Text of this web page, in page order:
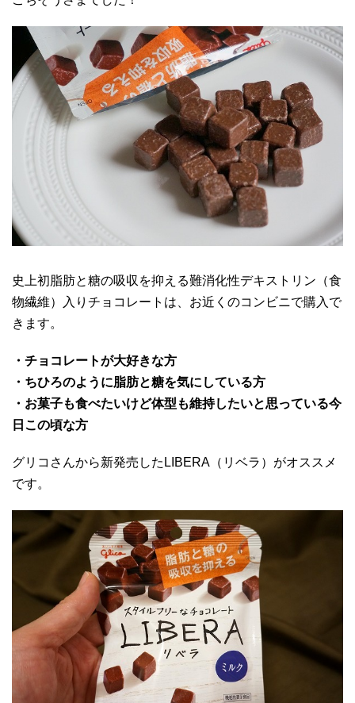
史上初脂肪と糖の吸収を抑える難消化性デキストリン（食
物繊維）入りチョコレートは、お近くのコンビニで購入で
きます。
・チョコレートが大好きな方
・ちひろのように脂肪と糖を気にしている方
・お菓子も食べたいけど体型も維持したいと思っている今
日この頃な方
グリコさんから新発売したLIBERA（リベラ）がオススメ
です。